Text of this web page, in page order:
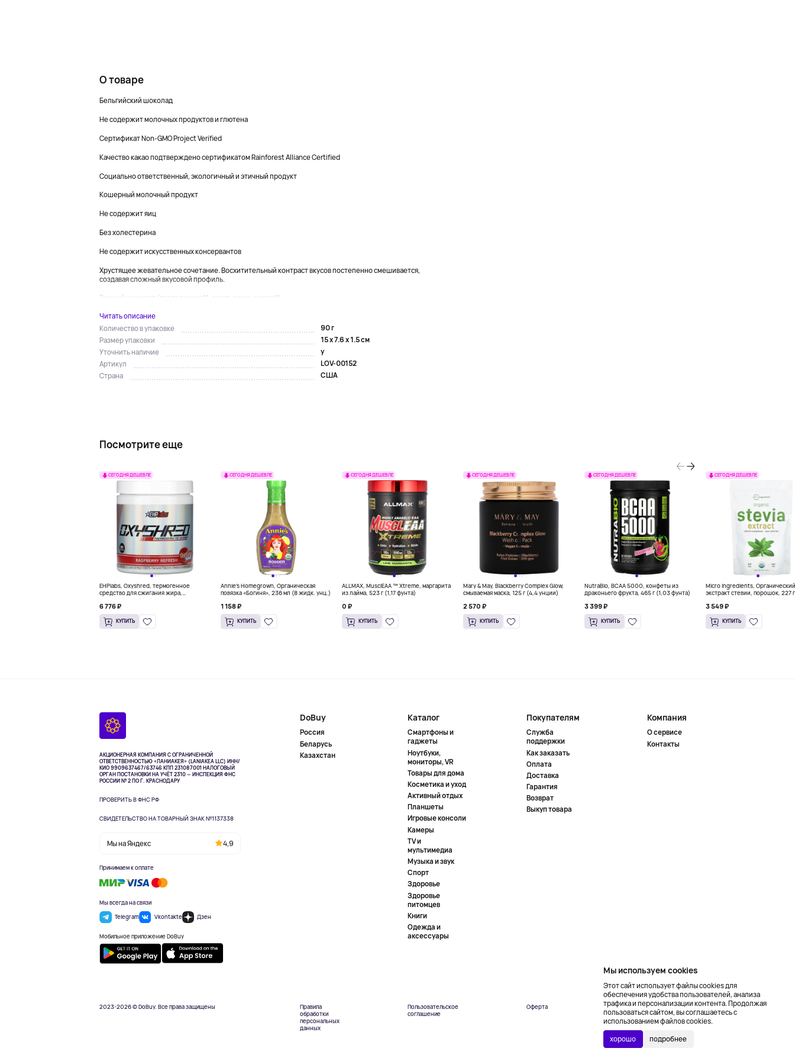
О товаре
Бельгийский шоколад
Не содержит молочных продуктов и глютена
Сертификат Non-GMO Project Verified
Качество какао подтверждено сертификатом Rainforest Alliance Certified
Социально ответственный, экологичный и этичный продукт
Кошерный молочный продукт
Не содержит яиц
Без холестерина
Не содержит искусственных консервантов
Хрустящее жевательное сочетание. Восхитительный контраст вкусов постепенно смешивается,
создавая сложный вкусовой профиль.
Темный шоколад (тертое какао**, сахар, какао-масло**,...
Читать описание
Количество в упаковке
90 г
Размер упаковки
15 x 7.6 x 1.5 см
Уточнить наличие
y
Артикул
LOV-00152
Страна
США
Посмотрите еще
СЕГОДНЯ ДЕШЕВЛЕ
EHPlabs, Oxyshred, термогенное
средство для сжигания жира,
унции)
6 776 ₽
КУПИТЬ
СЕГОДНЯ ДЕШЕВЛЕ
Annie's Homegrown, Органическая
повязка «Богиня», 236 мл (8 жидк. унц.)
1 158 ₽
КУПИТЬ
СЕГОДНЯ ДЕШЕВЛЕ
ALLMAX, MusclEAA ™ Xtreme, маргарита
из лайма, 523 г (1,17 фунта)
0 ₽
КУПИТЬ
СЕГОДНЯ ДЕШЕВЛЕ
Mary & May, Blackberry Complex Glow,
смываемая маска, 125 г (4,4 унции)
2 570 ₽
КУПИТЬ
СЕГОДНЯ ДЕШЕВЛЕ
NutraBio, BCAA 5000, конфеты из
драконьего фрукта, 465 г (1,03 фунта)
3 399 ₽
КУПИТЬ
СЕГОДНЯ ДЕШЕВЛЕ
Micro Ingredients, Органический
экстракт стевии, порошок, 227
3 549 ₽
КУПИТЬ
АКЦИОНЕРНАЯ КОМПАНИЯ С ОГРАНИЧЕННОЙ
ОТВЕТСТВЕННОСТЬЮ «ЛАНИАКЕЯ» (LANIAKEA LLC) ИНН/
КИО 9909637467/63746 КПП 231087001НАЛОГОВЫЙ
ОРГАН ПОСТАНОВКИ НА УЧЁТ 2310 — ИНСПЕКЦИЯ ФНС
РОССИИ № 2 ПО Г. КРАСНОДАРУ
ПРОВЕРИТЬ В ФНС РФ
СВИДЕТЕЛЬСТВО НА ТОВАРНЫЙ ЗНАК №1137338
Мы на Яндекс 4,9
Принимаем к оплате
Мы всегда на связи
Telegram
Vkontakte Дзен
Мобильное приложение DoBuy
DoBuy
Россия
Беларусь
Казахстан
Каталог
Смартфоны и
гаджеты
Ноутбуки,
мониторы, VR
Товары для дома
Косметика и уход
Активный отдых
Планшеты
Игровые консоли
Камеры
TV и
мультимедиа
Музыка и звук
Спорт
Здоровье
Здоровье
питомцев
Книги
Одежда и
аксессуары
Покупателям
Служба
поддержки
Как заказать
Оплата
Доставка
Гарантия
Возврат
Выкуп товара
Компания
О сервисе
Контакты
2023-2026 © DoBuy. Все права защищены
Правила
обработки
персональных
данных
Пользовательское
соглашение
Оферта
Создание сайта –
NetLab
Мы используем cookies
Этот сайт использует файлы cookies для
обеспечения удобства пользователей, анализа
трафика и персонализации контента. Продолжая
пользоваться сайтом, вы соглашаетесь с
использованием файлов cookies.
хорошо подробнее